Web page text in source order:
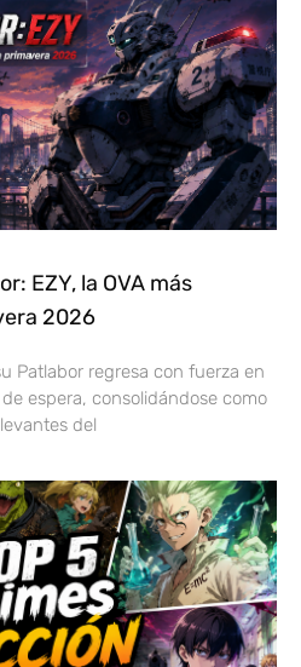
EZY, la OVA más
2026
Patlabor regresa con fuerza en
espera, consolidándose como
del